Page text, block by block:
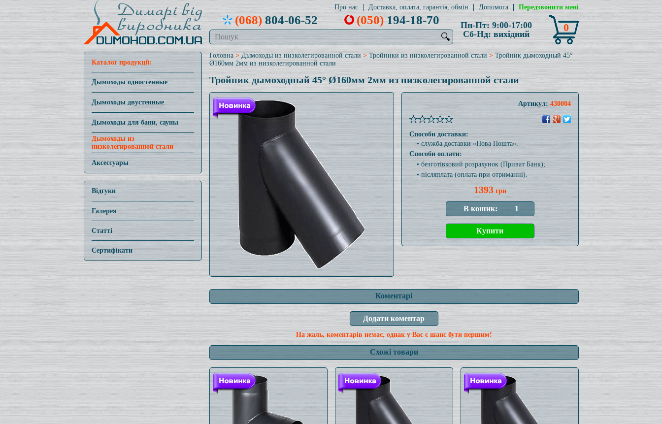
Про нас Доставка, оплата, гарантія, обмін Допомога Передзвонити мені
(068)804-06-52 (050)194-18-70
🔍
Пн-Пт: 9:00-17:00
Сб-Нд: вихідний
0
Каталог продукції:
Дымоходы одностенные
Дымоходы двустенные
Дымоходы для бани, сауны
Дымоходы из
низколегированной стали
Аксессуары
Відгуки
Галерея
Статті
Сертифікати
Головна> Дымоходы из низколегированной стали> Тройники из низколегированной стали>Тройник дымоходный 45°
Ø160мм 2мм из низколегированной стали
Тройник дымоходный 45° Ø160мм 2мм из низколегированной стали
Артикул:430004
Способи доставки:
• служба доставки «Нова Пошта».
Способи оплати:
• безготівковий розрахунок (Приват Банк);
• післяплата (оплата при отриманні).
1393грн
Коментарі
На жаль, коментарів немає, однак у Вас є шанс бути першим!
Схожі товари